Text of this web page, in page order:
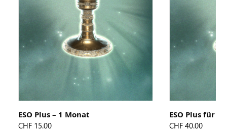
ESO Plus – 1 Monat
CHF 15.00
ESO Plus für 3
CHF 40.00